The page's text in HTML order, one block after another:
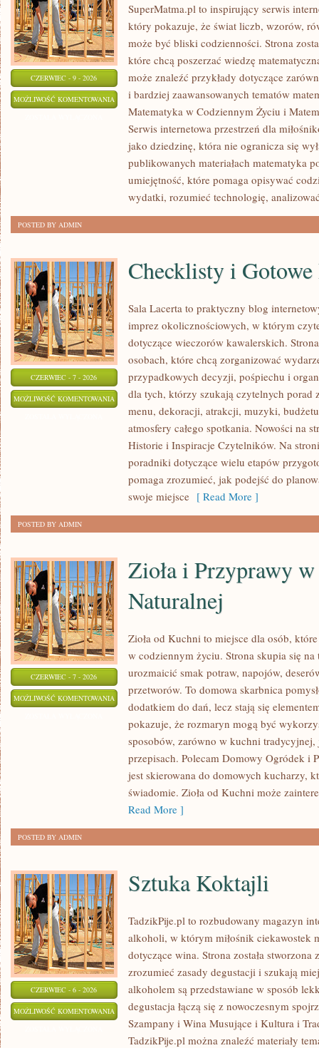
CZERWIEC - 9 - 2026
MOŻLIWOŚĆ KOMENTOWANIA PODSTAWY
MATEMATYKI
SuperMatma.pl to inspirujący serwis
który pokazuje, że świat liczb, wzorów,
może być bliski codzienności. Strona
które chcą poszerzać wiedzę
może znaleźć przykłady dotyczące
i bardziej zaawansowanych tematów
Matematyka w Codziennym Życiu i
Serwis internetowa przestrzeń dla
jako dziedzinę, która nie ogranicza się
publikowanych materiałach matematyka
umiejętność, które pomaga opisywać
wydatki, rozumieć technologię,
POSTED BY ADMIN
CZERWIEC - 7 - 2026
MOŻLIWOŚĆ KOMENTOWANIA CHECKLISTY
GOTOWE
PLANY
Checklisty i Gotowe
Sala Lacerta to praktyczny blog
imprez okolicznościowych, w którym
dotyczące wieczorów kawalerskich.
osobach, które chcą zorganizować
przypadkowych decyzji, pośpiechu i
dla tych, którzy szukają czytelnych porad
menu, dekoracji, atrakcji, muzyki,
atmosfery całego spotkania. Nowości na
Historie i Inspiracje Czytelników. Na
poradniki dotyczące wielu etapów
pomaga zrozumieć, jak podejść do
swoje miejsce [ Read More ]
POSTED BY ADMIN
CZERWIEC - 7 - 2026
MOŻLIWOŚĆ KOMENTOWANIA ZIOŁA
PRZYPRAWY
Zioła i Przyprawy
Naturalnej
Zioła od Kuchni to miejsce dla osób,
w codziennym życiu. Strona skupia się
urozmaicić smak potraw, napojów,
przetworów. To domowa skarbnica
dodatkiem do dań, lecz stają się
pokazuje, że rozmaryn mogą być
sposobów, zarówno w kuchni
przepisach. Polecam Domowy Ogródek i
jest skierowana do domowych kucharzy,
świadomie. Zioła od Kuchni może
Read More ]
POSTED BY ADMIN
CZERWIEC - 6 - 2026
MOŻLIWOŚĆ KOMENTOWANIA SZTUKA
KOKTAJLI
Sztuka Koktajli
TadzikPije.pl to rozbudowany magazyn
alkoholi, w którym miłośnik ciekawostek
dotyczące wina. Strona została
zrozumieć zasady degustacji i szukają
alkoholem są przedstawiane w sposób
degustacja łączą się z nowoczesnym
Szampany i Wina Musujące i Kultura i
TadzikPije.pl można znaleźć materiały